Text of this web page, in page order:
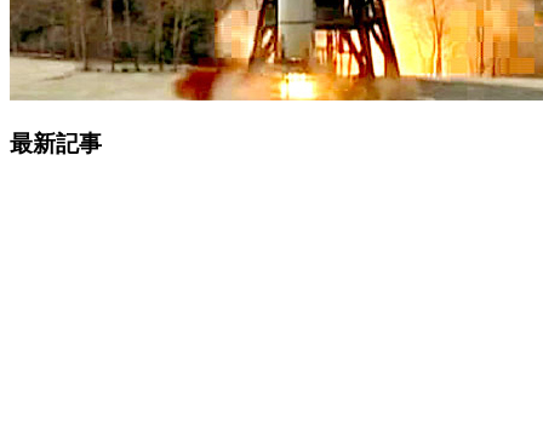
最新記事